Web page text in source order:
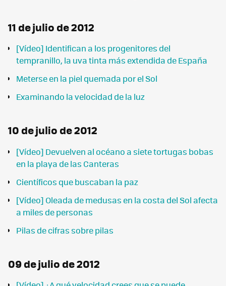
11 de julio de 2012
[Vídeo] Identifican a los progenitores del
tempranillo, la uva tinta más extendida de España
Meterse en la piel quemada por el Sol
Examinando la velocidad de la luz
10 de julio de 2012
[Vídeo] Devuelven al océano a siete tortugas bobas
en la playa de las Canteras
Científicos que buscaban la paz
[Vídeo] Oleada de medusas en la costa del Sol afecta
a miles de personas
Pilas de cifras sobre pilas
09 de julio de 2012